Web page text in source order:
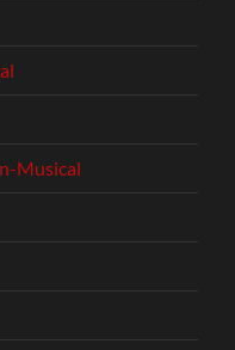
Musical